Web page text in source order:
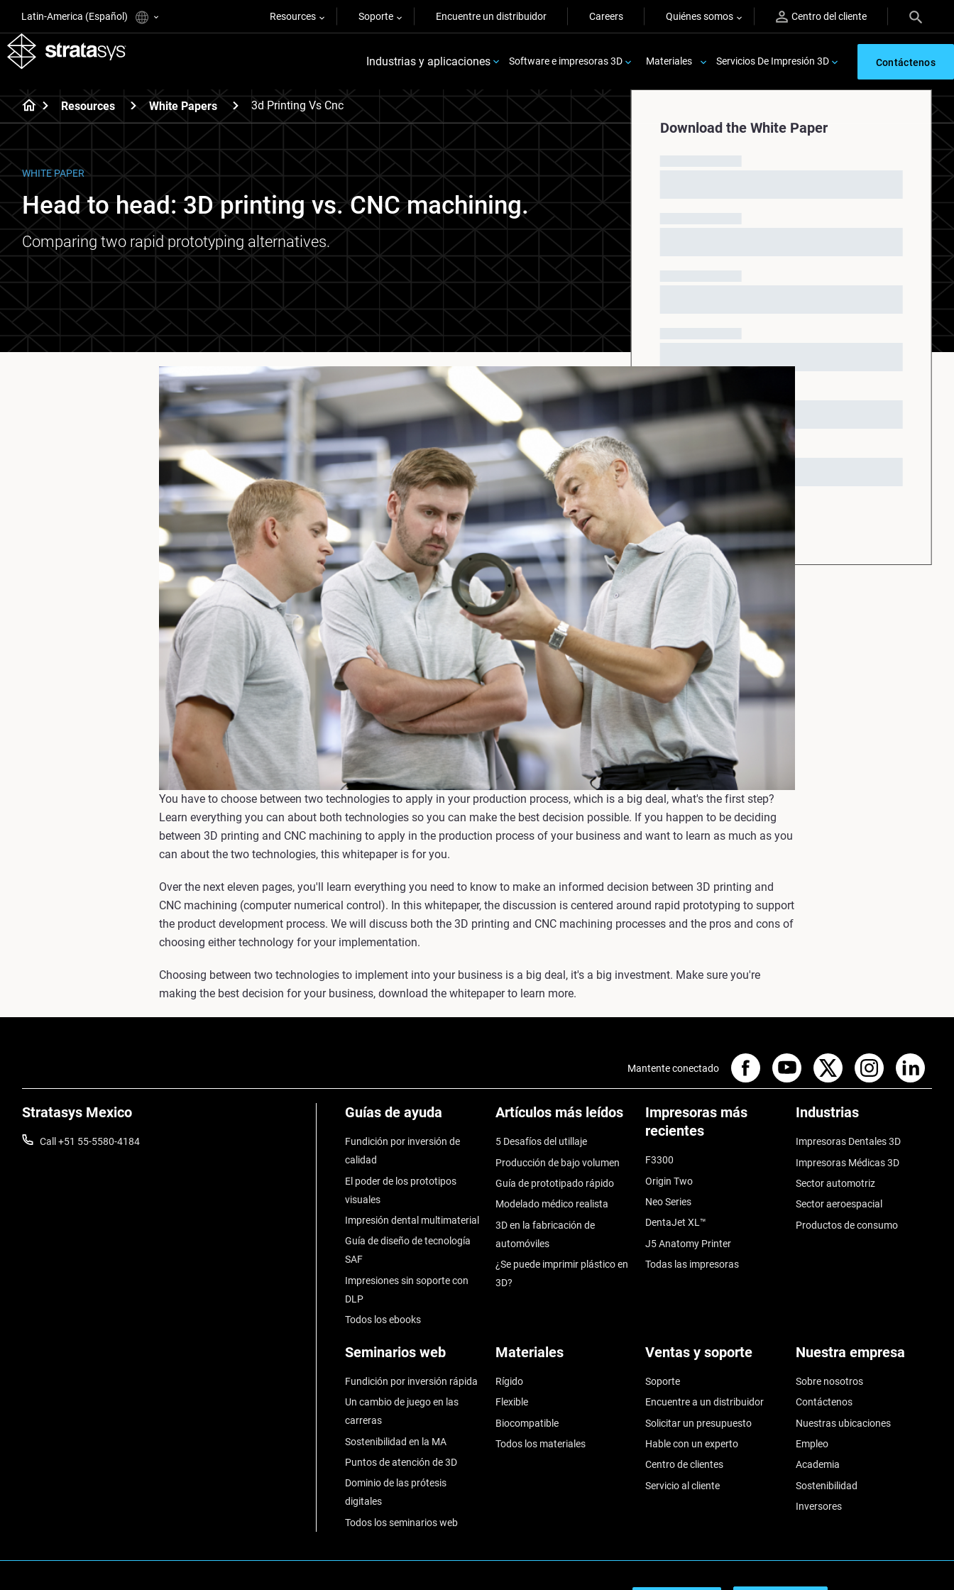
Latin-America (Español) Resources Soporte Encuentre un distribuidor Careers Quiénes somos Centro del cliente
Industrias y aplicaciones Software e impresoras 3D Materiales Servicios De Impresión 3D Contáctenos
Resources White Papers 3d Printing Vs Cnc
Download the White Paper
WHITE PAPER
Head to head: 3D printing vs. CNC machining.
Comparing two rapid prototyping alternatives.
You have to choose between two technologies to apply in your production process, which is a big deal, what's the first step?
Learn everything you can about both technologies so you can make the best decision possible. If you happen to be deciding
between 3D printing and CNC machining to apply in the production process of your business and want to learn as much as you
can about the two technologies, this whitepaper is for you.
Over the next eleven pages, you'll learn everything you need to know to make an informed decision between 3D printing and
CNC machining (computer numerical control). In this whitepaper, the discussion is centered around rapid prototyping to support
the product development process. We will discuss both the 3D printing and CNC machining processes and the pros and cons of
choosing either technology for your implementation.
Choosing between two technologies to implement into your business is a big deal, it's a big investment. Make sure you're
making the best decision for your business, download the whitepaper to learn more.
Stratasys Mexico
Call +51 55-5580-4184
Guías de ayuda
Fundición por inversión de
calidad
El poder de los prototipos
visuales
Impresión dental multimaterial
Guía de diseño de tecnología
SAF
Impresiones sin soporte con
DLP
Todos los ebooks
Artículos más leídos
5 Desafíos del utillaje
Producción de bajo volumen
Guía de prototipado rápido
Modelado médico realista
3D en la fabricación de
automóviles
¿Se puede imprimir plástico en
3D?
Impresoras más
recientes
F3300
Origin Two
Neo Series
DentaJet XL™
J5 Anatomy Printer
Todas las impresoras
Industrias
Impresoras Dentales 3D
Impresoras Médicas 3D
Sector automotriz
Sector aeroespacial
Productos de consumo
Seminarios web
Fundición por inversión rápida
Un cambio de juego en las
carreras
Sostenibilidad en la MA
Puntos de atención de 3D
Dominio de las prótesis
digitales
Todos los seminarios web
Materiales
Rígido
Flexible
Biocompatible
Todos los materiales
Ventas y soporte
Soporte
Encuentre a un distribuidor
Solicitar un presupuesto
Hable con un experto
Centro de clientes
Servicio al cliente
Nuestra empresa
Sobre nosotros
Contáctenos
Nuestras ubicaciones
Empleo
Academia
Sostenibilidad
Inversores
Mantente conectado